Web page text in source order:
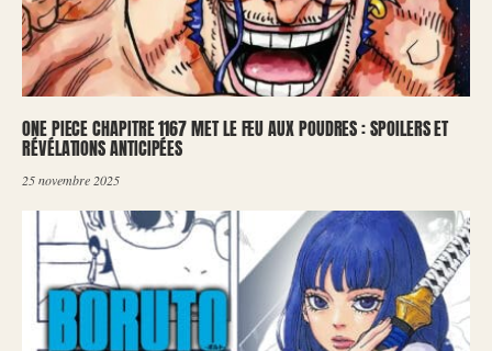
ONE PIECE CHAPITRE 1167 MET LE FEU AUX POUDRES : SPOILERS ET
RÉVÉLATIONS ANTICIPÉES
25 novembre 2025